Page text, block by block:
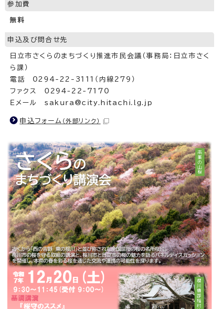
参加費
無料
申込及び問合せ先
日立市さくらのまちづくり推進市民会議（事務局：日立市さく
ら課）
電話 0294-22-3111（内線279）
ファクス 0294-22-7170
Eメール sakura@city.hitachi.lg.jp
申込フォーム （外部リンク）